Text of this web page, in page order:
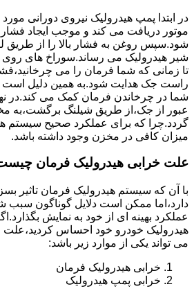
در ابتدا پمپ هیدرولیک نیروی دورانی مورد
موتور دریافت می کند و موجب ایجاد فشار
شود.سپس روغن به فشار بالا را از طریق
شیر هیدرولیک می رساند.سوراخ های
تا زمانی که شما فرمان را می
راست جک هدایت شود.به همین دلیل است
شما در چرخاندن فرمان کمک می کند.در
عبور از جک،از طریق شیلنگ برگشت،به
گردد.چرا که برای عملکرد صحیح سیستم
میزان کافی در مخزن وجود داشته باشد.
علت خرابی هیدرولیک فرمان
با آن که سیستم هیدرولیک فرمان تاثیر
دارد،اما ممکن است دلایل گوناگون سبب
عملکرد بهینه ای از خود به نمایش
هیدرولیک خودرو خود احساس کردید،علت
می تواند یکی از موارد زیر باشد:
خرابی هیدرولیک فرمان
خرابی پمپ هیدرولیک